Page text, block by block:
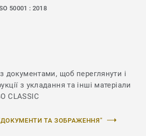
50001 : 2018
з документами, щоб переглянути і
з укладання та інші матеріали
CLASSIC
ТА ЗОБРАЖЕННЯ"